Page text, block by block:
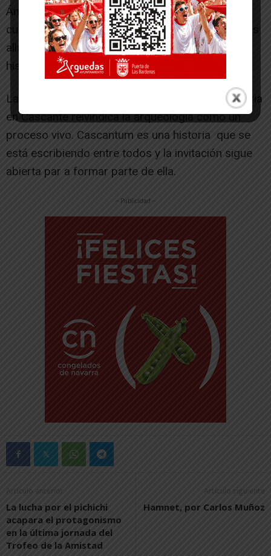
Ángel Andrés, coincidieron en subrayar el valor
cultural, social y económico del proyecto que más
allá de la identidad muestra como invertir en
historia es también invertir en desarrollo.
La exposición XX años de arqueología comunitaria
en Cascante reivindica la arqueología como un
proceso vivo. Cascantum es una historia que se
está escribiendo entre todos y la invitación sigue
abierta par a formar parte de ella.
-- Publicidad --
Artículo anterior
La lucha por el pichichi
acapara el protagonismo
en la última jornada del
Trofeo de la Amistad
Artículo siguiente
Hamnet, por Carlos Muñoz